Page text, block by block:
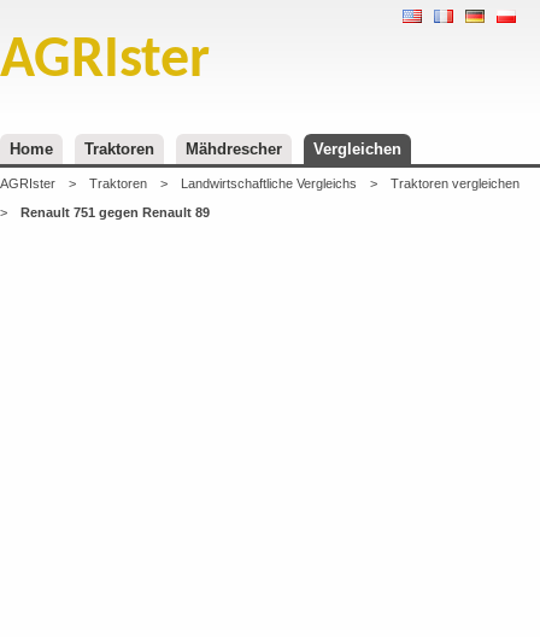
AGRIster
Home Traktoren Mähdrescher Vergleichen
AGRIster > Traktoren > Landwirtschaftliche Vergleichs >
Traktoren vergleichen
>
Renault 751 gegen Renault 89